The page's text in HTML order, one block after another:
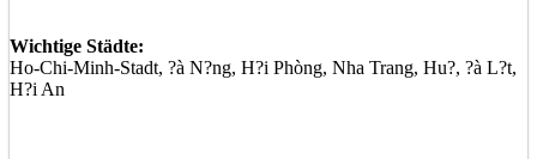
Wichtige Städte:
Ho-Chi-Minh-Stadt, ?à N?ng, H?i Phòng, Nha Trang, Hu?, ?à L?t,
H?i An